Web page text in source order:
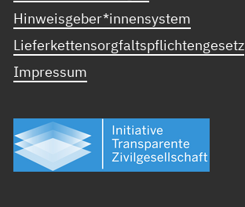
Hinweisgeber*innensystem
Lieferkettensorgfaltspflichtengesetz
Impressum